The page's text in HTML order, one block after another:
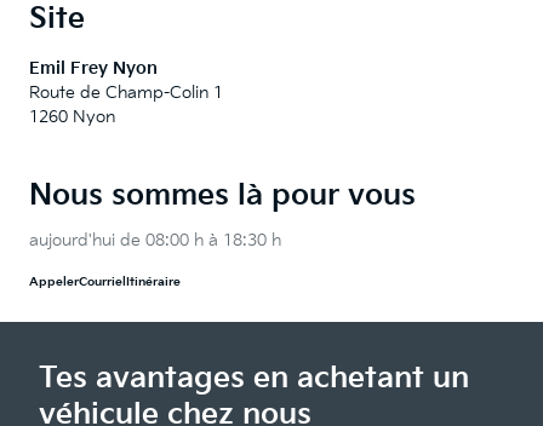
Site
Emil Frey Nyon
Route de Champ-Colin 1
1260 Nyon
Nous sommes là pour vous
aujourd'hui de 08:00 h à 18:30 h
AppelerCourriel Itinéraire
Tes avantages en achetant un
véhicule chez nous